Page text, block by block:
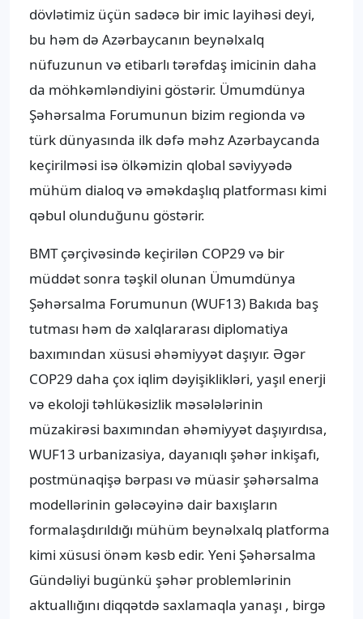
dövlətimiz üçün sadəcə bir imic layihəsi deyi,
bu həm də Azərbaycanın beynəlxalq
nüfuzunun və etibarlı tərəfdaş imicinin daha
da möhkəmləndiyini göstərir. Ümumdünya
Şəhərsalma Forumunun bizim regionda və
türk dünyasında ilk dəfə məhz Azərbaycanda
keçirilməsi isə ölkəmizin qlobal səviyyədə
mühüm dialoq və əməkdaşlıq platforması kimi
qəbul olunduğunu göstərir.
BMT çərçivəsində keçirilən COP29 və bir
müddət sonra təşkil olunan Ümumdünya
Şəhərsalma Forumunun (WUF13) Bakıda baş
tutması həm də xalqlararası diplomatiya
baxımından xüsusi əhəmiyyət daşıyır. Əgər
COP29 daha çox iqlim dəyişiklikləri, yaşıl enerji
və ekoloji təhlükəsizlik məsələlərinin
müzakirəsi baxımından əhəmiyyət daşıyırdısa,
WUF13 urbanizasiya, dayanıqlı şəhər inkişafı,
postmünaqişə bərpası və müasir şəhərsalma
modellərinin gələcəyinə dair baxışların
formalaşdırıldığı mühüm beynəlxalq platforma
kimi xüsusi önəm kəsb edir. Yeni Şəhərsalma
Gündəliyi bugünkü şəhər problemlərinin
aktuallığını diqqətdə saxlamaqla yanaşı , birgə